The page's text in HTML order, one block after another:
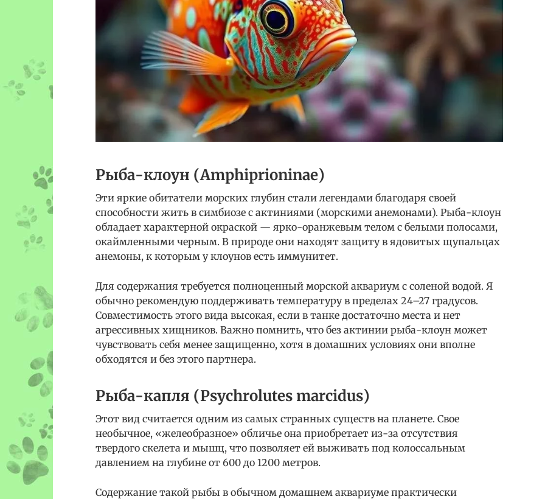
Рыба-клоун (Amphiprioninae)
Эти яркие обитатели морских глубин стали легендами благодаря своей
способности жить в симбиозе с актиниями (морскими анемонами). Рыба-клоун
обладает характерной окраской — ярко-оранжевым телом с белыми полосами,
окаймленными черным. В природе они находят защиту в ядовитых щупальцах
анемоны, к которым у клоунов есть иммунитет.
Для содержания требуется полноценный морской аквариум с соленой водой. Я
обычно рекомендую поддерживать температуру в пределах 24–27 градусов.
Совместимость этого вида высокая, если в танке достаточно места и нет
агрессивных хищников. Важно помнить, что без актинии рыба-клоун может
чувствовать себя менее защищенно, хотя в домашних условиях они вполне
обходятся и без этого партнера.
Рыба-капля (Psychrolutes marcidus)
Этот вид считается одним из самых странных существ на планете. Свое
необычное, «желеобразное» обличье она приобретает из-за отсутствия
твердого скелета и мышц, что позволяет ей выживать под колоссальным
давлением на глубине от 600 до 1200 метров.
Содержание такой рыбы в обычном домашнем аквариуме практически